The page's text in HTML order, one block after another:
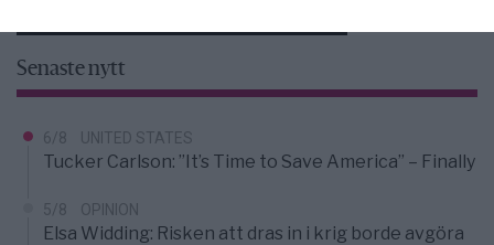
Senaste nytt
6/8 UNITED STATES
Tucker Carlson: ”It’s Time to Save America” – Finally
5/8 OPINION
Elsa Widding: Risken att dras in i krig borde avgöra